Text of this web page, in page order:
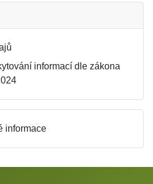
informací dle zákona
informace